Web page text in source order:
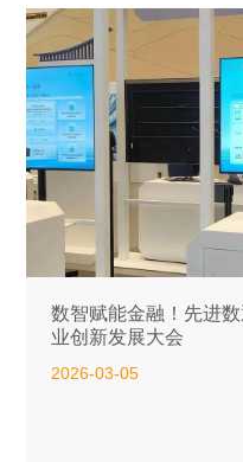
数智赋能金融！先进
业创新发展大会
2026-03-05